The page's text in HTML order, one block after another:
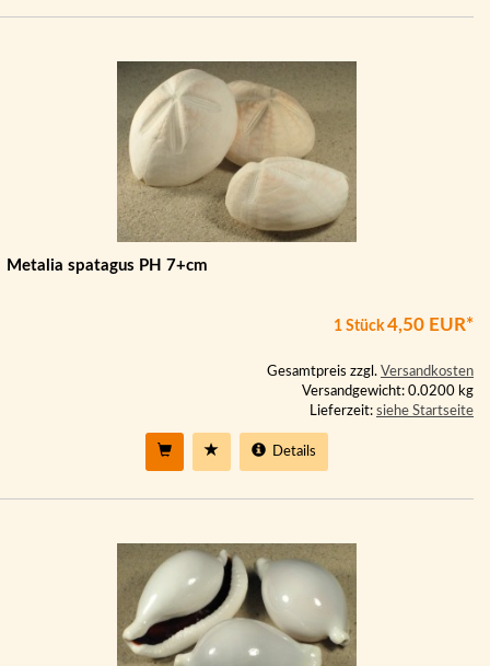
Metalia spatagus PH 7+cm
1 Stück4,50 EUR*
Gesamtpreis zzgl. Versandkosten
Versandgewicht: 0.0200 kg
Lieferzeit: siehe Startseite
Details